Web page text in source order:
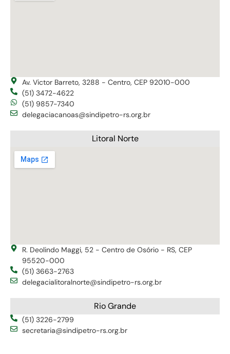
Av. Victor Barreto, 3288 - Centro, CEP 92010-000
(51) 3472-4622
(51) 9857-7340
delegaciacanoas@sindipetro-rs.org.br
Litoral Norte
R. Deolindo Maggi, 52 - Centro de Osório - RS, CEP
95520-000
(51) 3663-2763
delegacialitoralnorte@sindipetro-rs.org.br
Rio Grande
(51) 3226-2799
secretaria@sindipetro-rs.org.br